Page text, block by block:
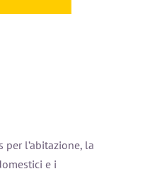
per l’abitazione, la
e i